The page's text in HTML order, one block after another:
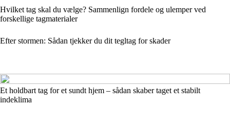
Hvilket tag skal du vælge? Sammenlign fordele og ulemper ved
forskellige tagmaterialer
Efter stormen: Sådan tjekker du dit tegltag for skader
Et holdbart tag for et sundt hjem – sådan skaber taget et stabilt
indeklima